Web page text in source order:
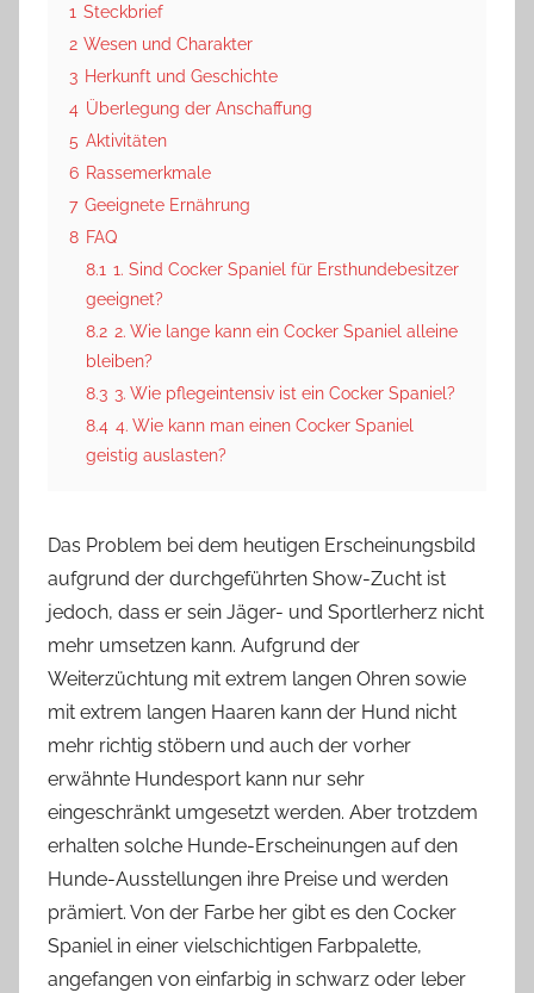
1 Steckbrief
2 Wesen und Charakter
3 Herkunft und Geschichte
4 Überlegung der Anschaffung
5 Aktivitäten
6 Rassemerkmale
7 Geeignete Ernährung
8 FAQ
8.1 1. Sind Cocker Spaniel für Ersthundebesitzer
geeignet?
8.2 2. Wie lange kann ein Cocker Spaniel alleine
bleiben?
8.3 3. Wie pflegeintensiv ist ein Cocker Spaniel?
8.4 4. Wie kann man einen Cocker Spaniel
geistig auslasten?
Das Problem bei dem heutigen Erscheinungsbild
aufgrund der durchgeführten Show-Zucht ist
jedoch, dass er sein Jäger- und Sportlerherz nicht
mehr umsetzen kann. Aufgrund der
Weiterzüchtung mit extrem langen Ohren sowie
mit extrem langen Haaren kann der Hund nicht
mehr richtig stöbern und auch der vorher
erwähnte Hundesport kann nur sehr
eingeschränkt umgesetzt werden. Aber trotzdem
erhalten solche Hunde-Erscheinungen auf den
Hunde-Ausstellungen ihre Preise und werden
prämiert. Von der Farbe her gibt es den Cocker
Spaniel in einer vielschichtigen Farbpalette,
angefangen von einfarbig in schwarz oder leber